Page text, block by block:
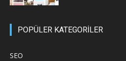
POPÜLER KATEGORİLER
SEO